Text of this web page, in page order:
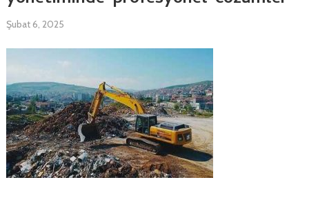
Şubat 6, 2025